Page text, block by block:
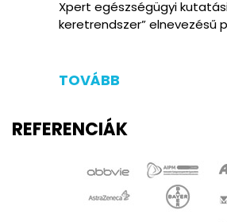
Xpert egészségügyi
keretrendszer” elnevezésű
TOVÁBB
REFERENCIÁK